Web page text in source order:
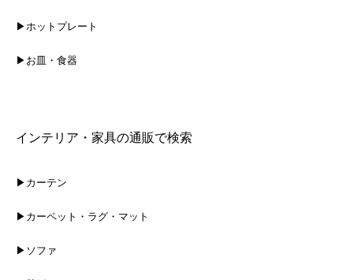
▶ホットプレート
▶お皿・食器
インテリア・家具の通販で検索
▶カーテン
▶カーペット・ラグ・マット
▶ソファ